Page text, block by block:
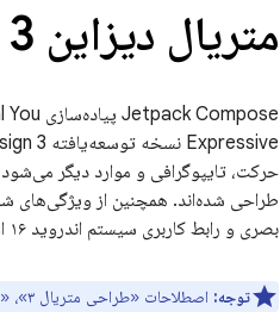
متریال دیزاین 3 در Compose
Jetpack Compose پیاده‌سازی Material You و
حرکت، تایپوگرافی و موارد دیگر
بصری و رابط کاربری سیستم اندروید ۱۶ است.
توجه: اصطلاحات «طراحی متریال ۳»، «متریال ۳» و «M3» قابل تعویض هستند.